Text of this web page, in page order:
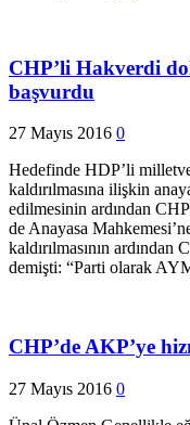
CHP’li Hakverdi
başvurdu
27 Mayıs 2016 0
Hedefinde HDP’li
kaldırılmasına ilişkin
edilmesinin ardından
de Anayasa
kaldırılmasının
demişti: “Parti olarak
CHP’de AKP’ye
27 Mayıs 2016 0